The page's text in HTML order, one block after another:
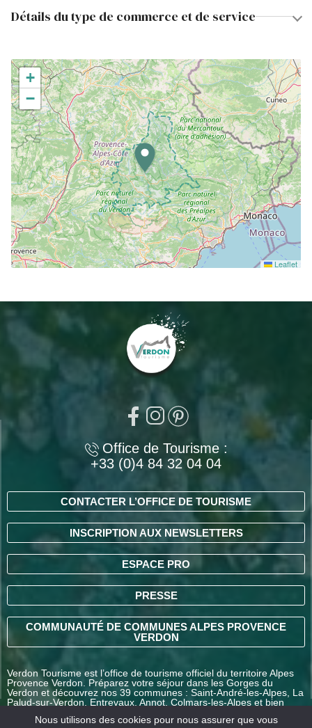
Détails du type de commerce et de service
+
−
Leaflet
Office de Tourisme :
+33 (0)4 84 32 04 04
CONTACTER L’OFFICE DE TOURISME
INSCRIPTION AUX NEWSLETTERS
ESPACE PRO
PRESSE
COMMUNAUTÉ DE COMMUNES ALPES PROVENCE
VERDON
Verdon Tourisme est l’office de tourisme officiel du territoire Alpes
Provence Verdon. Préparez votre séjour dans les Gorges du
Verdon et découvrez nos 39 communes : Saint-André-les-Alpes, La
Palud-sur-Verdon, Entrevaux, Annot, Colmars-les-Alpes et bien
Nous utilisons des cookies pour nous assurer que vous